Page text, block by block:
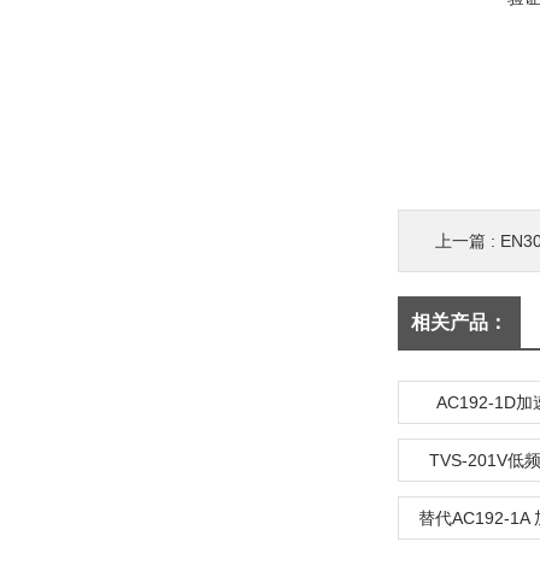
上一篇 :
相关产品：
AC192-1D加
TVS-201V低
替代AC192-1A